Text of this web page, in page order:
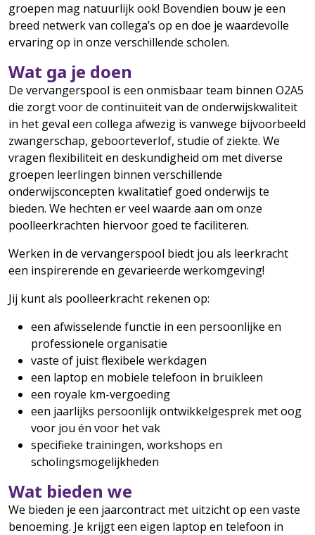
groepen mag natuurlijk ook! Bovendien bouw je een
breed netwerk van collega’s op en doe je waardevolle
ervaring op in onze verschillende scholen.
Wat ga je doen
De vervangerspool is een onmisbaar team binnen O2A5
die zorgt voor de continuïteit van de onderwijskwaliteit
in het geval een collega afwezig is vanwege bijvoorbeeld
zwangerschap, geboorteverlof, studie of ziekte. We
vragen flexibiliteit en deskundigheid om met diverse
groepen leerlingen binnen verschillende
onderwijsconcepten kwalitatief goed onderwijs te
bieden. We hechten er veel waarde aan om onze
poolleerkrachten hiervoor goed te faciliteren.
Werken in de vervangerspool biedt jou als leerkracht
een inspirerende en gevarieerde werkomgeving!
Jij kunt als poolleerkracht rekenen op:
een afwisselende functie in een persoonlijke en
professionele organisatie
vaste of juist flexibele werkdagen
een laptop en mobiele telefoon in bruikleen
een royale km-vergoeding
een jaarlijks persoonlijk ontwikkelgesprek met oog
voor jou én voor het vak
specifieke trainingen, workshops en
scholingsmogelijkheden
Wat bieden we
We bieden je een jaarcontract met uitzicht op een vaste
benoeming. Je krijgt een eigen laptop en telefoon in